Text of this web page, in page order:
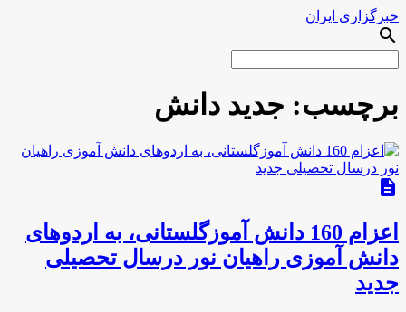
خبرگزاری ایران
search
برچسب: جدید دانش
description
اعزام 160 دانش آموزگلستانی، به اردوهای
دانش آموزی راهیان نور درسال تحصیلی
جدید